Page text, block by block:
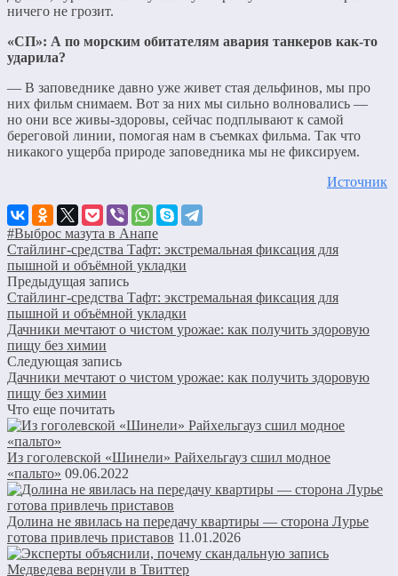
ничего не грозит.
«СП»: А по морским обитателям авария танкеров как-то
ударила?
— В заповеднике давно уже живет стая дельфинов, мы про
них фильм снимаем. Вот за них мы сильно волновались —
но они все живы-здоровы, сейчас подплывают к самой
береговой линии, помогая нам в съемках фильма. Так что
никакого ущерба природе заповедника мы не фиксируем.
Источник
#Выброс мазута в Анапе
Стайлинг-средства Тафт: экстремальная фиксация для
пышной и объёмной укладки
Предыдущая запись
Стайлинг-средства Тафт: экстремальная фиксация для
пышной и объёмной укладки
Дачники мечтают о чистом урожае: как получить здоровую
пищу без химии
Следующая запись
Дачники мечтают о чистом урожае: как получить здоровую
пищу без химии
Что еще почитать
Из гоголевской «Шинели» Райхельгауз сшил модное
«пальто» 09.06.2022
Долина не явилась на передачу квартиры — сторона Лурье
готова привлечь приставов 11.01.2026